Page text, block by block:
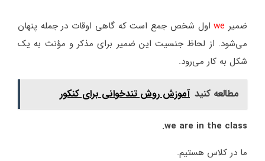
ضمیر weاول شخص جمع است که گاهی اوقات در جمله پنهان
می‌شود. از لحاظ جنسیت این ضمیر برای مذکر و مؤنث به یک
شکل به کار می‌رود.
مطالعه کنید آموزش روش تندخوانی برای کنکور
we are in the class.
ما در کلاس هستیم.